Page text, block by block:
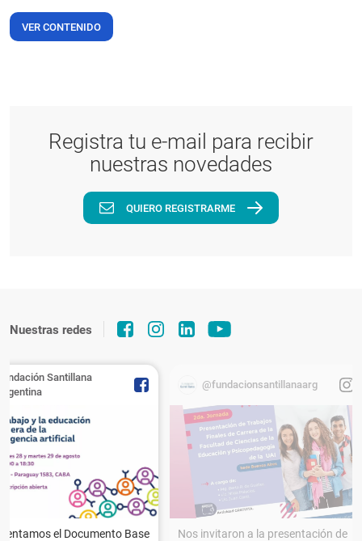
VER CONTENIDO
Registra tu e-mail para recibir
nuestras novedades
QUIERO REGISTRARME
Nuestras redes
Santillana
el Documento Base
@fundacionsantillanaarg
Nos invitaron a la presentación de